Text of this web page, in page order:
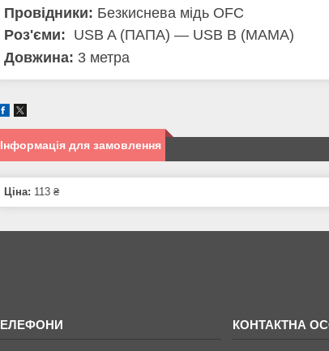
Провідники: Безкиснева мідь OFC
Роз'єми: USB A (ПАПА) — USB B (МАМА)
Довжина: 3 метра
Інформація для замовлення
Ціна: 113 ₴